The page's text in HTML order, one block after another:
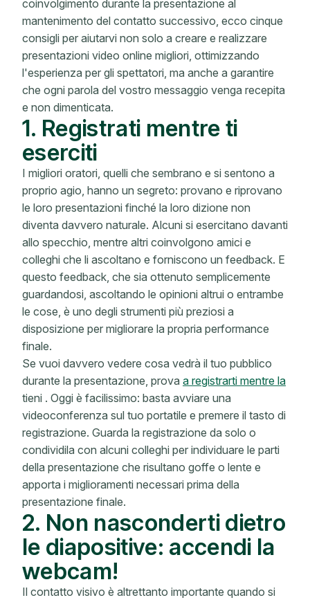
coinvolgimento durante la presentazione al
mantenimento del contatto successivo, ecco cinque
consigli per aiutarvi non solo a creare e realizzare
presentazioni video online migliori, ottimizzando
l'esperienza per gli spettatori, ma anche a garantire
che ogni parola del vostro messaggio venga recepita
e non dimenticata.
1. Registrati mentre ti
eserciti
I migliori oratori, quelli che sembrano e si sentono a
proprio agio, hanno un segreto: provano e riprovano
le loro presentazioni finché la loro dizione non
diventa davvero naturale. Alcuni si esercitano davanti
allo specchio, mentre altri coinvolgono amici e
colleghi che li ascoltano e forniscono un feedback. E
questo feedback, che sia ottenuto semplicemente
guardandosi, ascoltando le opinioni altrui o entrambe
le cose, è uno degli strumenti più preziosi a
disposizione per migliorare la propria performance
finale.
Se vuoi davvero vedere cosa vedrà il tuo pubblico
durante la presentazione, prova a registrarti mentre la
tieni . Oggi è facilissimo: basta avviare una
videoconferenza sul tuo portatile e premere il tasto di
registrazione. Guarda la registrazione da solo o
condividila con alcuni colleghi per individuare le parti
della presentazione che risultano goffe o lente e
apporta i miglioramenti necessari prima della
presentazione finale.
2. Non nasconderti dietro
le diapositive: accendi la
webcam!
Il contatto visivo è altrettanto importante quando si